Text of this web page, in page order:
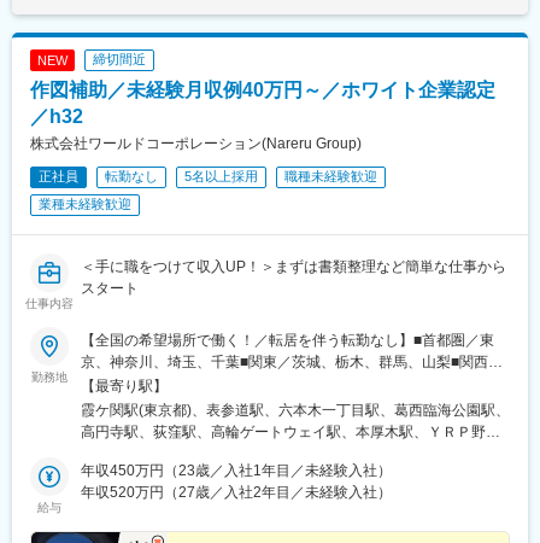
NEW 締切間近
作図補助／未経験月収例40万円～／ホワイト企業認定
／h32
株式会社ワールドコーポレーション(Nareru Group)
正社員 転勤なし 5名以上採用
職種未経験歓迎
業種未経験歓迎
仕事内容
＜手に職をつけて収入UP！＞まずは書類整理など簡単な仕事から
スタート
勤務地
【全国の希望場所で働く！／転居を伴う転勤なし】■首都圏／東
京、神奈川、埼玉、千葉■関東／茨城、栃木、群馬、山梨■関西／
大阪、兵庫、京都、奈良、和歌山、滋賀■中部／愛知、岐阜、三
重、静岡■北信越／新潟、富山、石川、福井、長野■北海道・東北
／北海道、青森、秋田、岩手、宮城、福島、山形■中四国／鳥取、
佐賀、長崎、大分、熊本、宮崎、鹿児島、沖縄【事業所住所】■東
京本社／東京都千代田区二番町3番地5麹町三葉ビル3階■キャリア
階■関西支店／大阪府大阪市中央区平野町2丁目4-9 淀屋橋PREX2
【最寄り駅】
霞ケ関駅(東京都)、表参道駅、六本木一丁目駅、葛西臨海公園駅、
高円寺駅、荻窪駅、高輪ゲートウェイ駅、本厚木駅、ＹＲＰ野比
谷保駅、テレコムセンター駅、飛田給駅、高松駅(東京都)、新高島
平駅、昭和島駅、拝島駅、北赤羽駅、柴崎体育館駅、西馬込駅、
給与
年収450万円（23歳／入社1年目／未経験入社）
年収520万円（27歳／入社2年目／未経験入社）